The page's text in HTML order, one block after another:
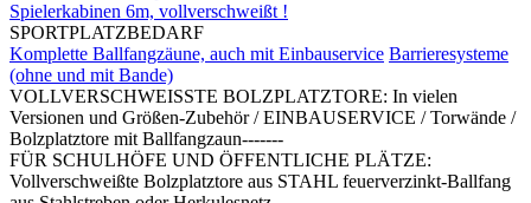
Spielerkabinen 6m, vollverschweißt !
SPORTPLATZBEDARF
Komplette Ballfangzäune, auch mit Einbauservice Barrieresysteme
(ohne und mit Bande)
VOLLVERSCHWEISSTE BOLZPLATZTORE: In vielen
Versionen und Größen-Zubehör / EINBAUSERVICE / Torwände /
Bolzplatztore mit Ballfangzaun-------
FÜR SCHULHÖFE UND ÖFFENTLICHE PLÄTZE:
Vollverschweißte Bolzplatztore aus STAHL feuerverzinkt-Ballfang